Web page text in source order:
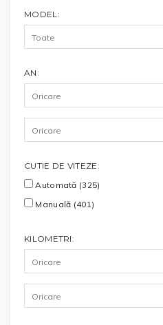
MODEL:
AN:
CUTIE DE VITEZE:
Automată (325)
Manuală (401)
KILOMETRI: